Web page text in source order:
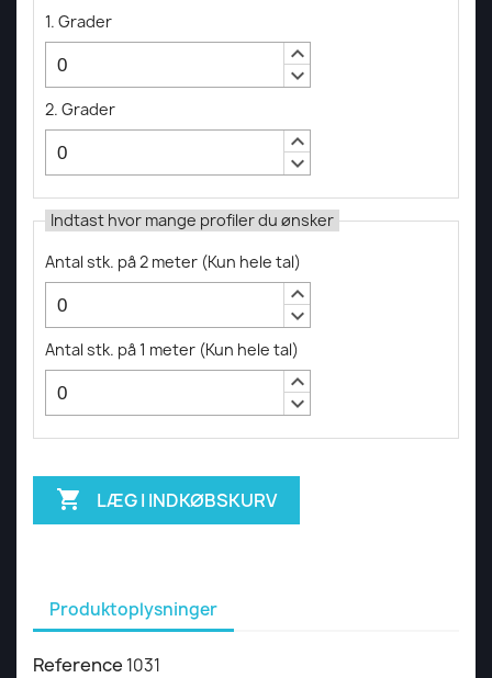
1. Grader
keyboard_arrow_up
keyboard_arrow_down
2. Grader
keyboard_arrow_up
keyboard_arrow_down
Indtast hvor mange profiler du ønsker
Antal stk. på 2 meter (Kun hele tal)
keyboard_arrow_up
keyboard_arrow_down
Antal stk. på 1 meter (Kun hele tal)
keyboard_arrow_up
keyboard_arrow_down
 LÆG I INDKØBSKURV
Produktoplysninger
Reference 1031